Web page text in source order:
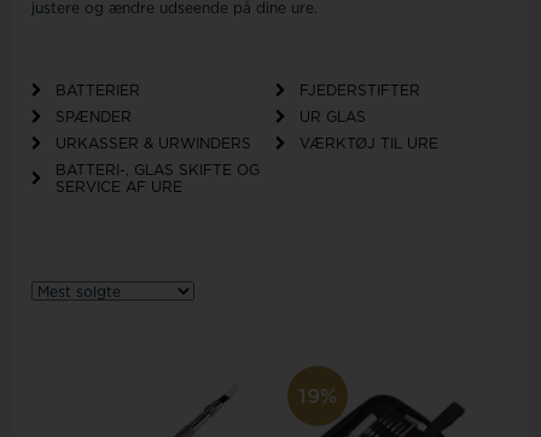
justere og ændre udseende på dine ure.
BATTERIER
FJEDERSTIFTER
SPÆNDER
UR GLAS
URKASSER & URWINDERS
VÆRKTØJ TIL URE
BATTERI-, GLAS SKIFTE OG
SERVICE AF URE
19%